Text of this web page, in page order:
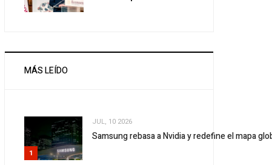
MÁS LEÍDO
1
JUL, 10 2026
Samsung rebasa a Nvidia y redefine el mapa